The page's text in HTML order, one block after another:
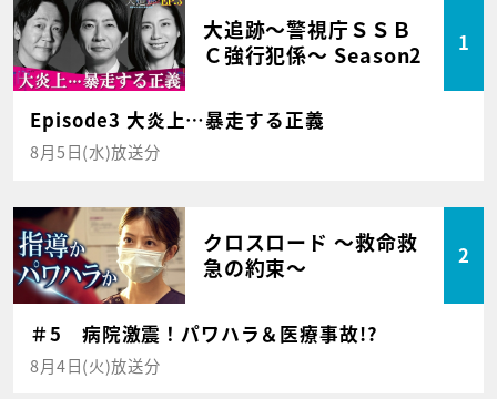
大追跡～警視庁ＳＳＢ
Ｃ強行犯係～ Season2
1
Episode3 大炎上…暴走する正義
8月5日(水)放送分
クロスロード ～救命救
急の約束～
2
＃5 病院激震！パワハラ＆医療事故!?
8月4日(火)放送分